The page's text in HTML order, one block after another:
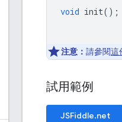
void init();
注意： 請參閱這
試用範例
JSFiddle.net